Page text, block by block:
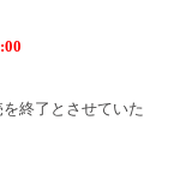
終了とさせていた